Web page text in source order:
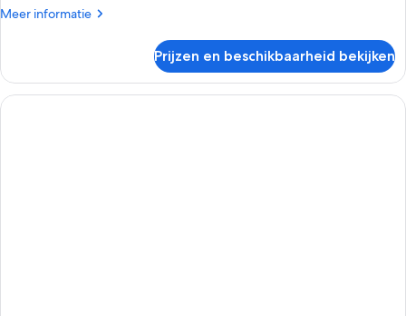
Meer informatie
Meer
kamer,
roken
(Queen
Prijzen en beschikbaarheid bekijken